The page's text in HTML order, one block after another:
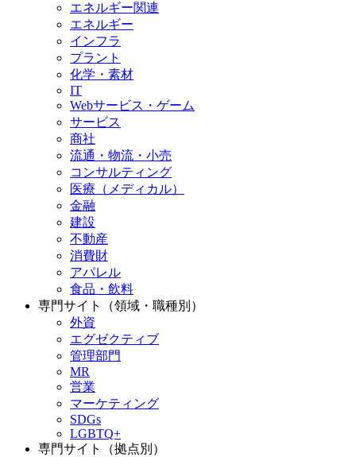
エネルギー関連
エネルギー
インフラ
プラント
化学・素材
IT
Webサービス・ゲーム
サービス
商社
流通・物流・小売
コンサルティング
医療（メディカル）
金融
建設
不動産
消費財
アパレル
食品・飲料
専門サイト（領域・職種別）
外資
エグゼクティブ
管理部門
MR
営業
マーケティング
SDGs
LGBTQ+
専門サイト（拠点別）